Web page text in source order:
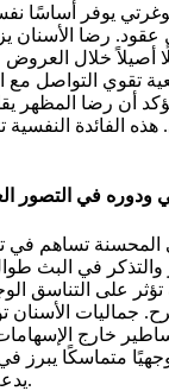
يوفر أساسًا
رضا الأسنان
أصيلاً خلال العروض
تقوي التواصل مع
أن رضا المظهر
الفائدة
ودوره في التصور
تساهم في
والتذكر في البث
على التناسق
جماليات الأسنان
خارج
متماسكًا يبرز في
يدعم التعرف عبر الأجيال.